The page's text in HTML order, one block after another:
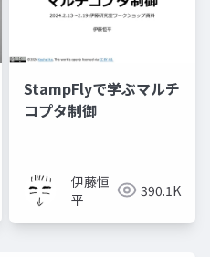
StampFlyで学ぶマルチ
コプタ制御
伊藤恒
平
390.1K